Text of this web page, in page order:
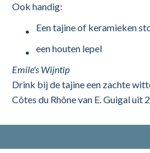
Ook handig:
Een tajine of keramieken
een houten lepel
Emile's Wijntip
Drink bij de tajine een zachte
Côtes du Rhône van E. Guigal uit